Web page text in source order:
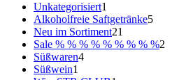
Unkategorisiert1
Produkt
Alkoholfreie Saftgetränke55
Neu im Sortiment21
Produkte
Sale % % % % % % % % %2
Süßwaren44
Süßwein1